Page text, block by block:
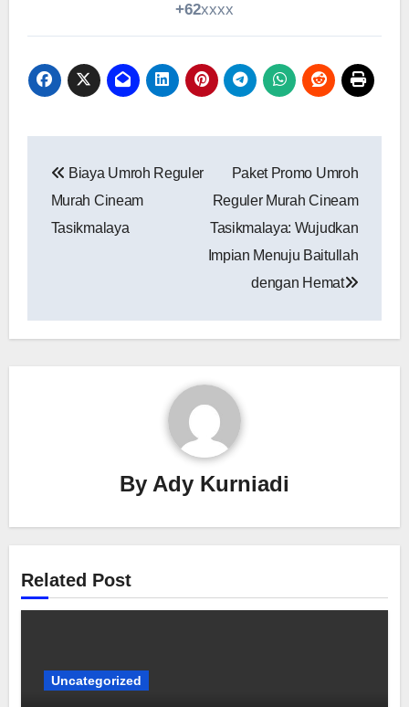
+62xxxx
pos
Biaya Umroh Reguler
Murah Cineam
Tasikmalaya
Paket Promo Umroh
Reguler Murah Cineam
Tasikmalaya: Wujudkan
Impian Menuju Baitullah
dengan Hemat
By Ady Kurniadi
Related Post
Uncategorized